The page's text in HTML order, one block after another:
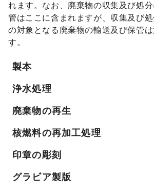
れます。なお、廃棄物の収集及び処
管はここに含まれますが、収集及び処
の対象となる廃棄物の輸送及び保管
す。
製本
浄水処理
廃棄物の再生
核燃料の再加工処理
印章の彫刻
グラビア製版